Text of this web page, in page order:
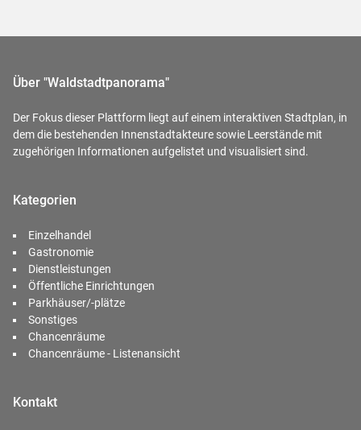
Über "Waldstadtpanorama"
Der Fokus dieser Plattform liegt auf einem interaktiven Stadtplan, in
dem die bestehenden Innenstadtakteure sowie Leerstände mit
zugehörigen Informationen aufgelistet und visualisiert sind.
Kategorien
Einzelhandel
Gastronomie
Dienstleistungen
Öffentliche Einrichtungen
Parkhäuser/-plätze
Sonstiges
Chancenräume
Chancenräume - Listenansicht
Kontakt